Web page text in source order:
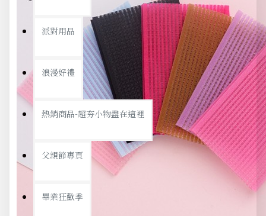
派對用品
浪漫好禮
熱銷商品-超夯小物盡在這裡
父親節專頁
畢業狂歡季